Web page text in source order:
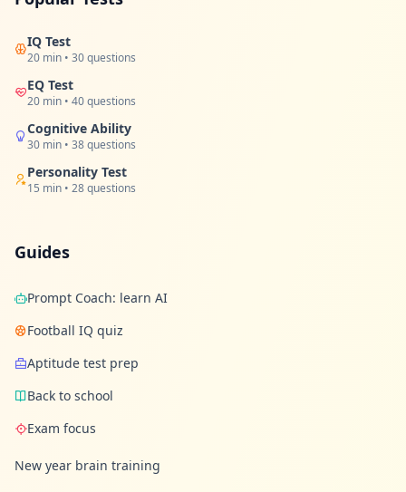
IQ Test
20 min • 30 questions
EQ Test
20 min • 40 questions
Cognitive Ability
30 min • 38 questions
Personality Test
15 min • 28 questions
Guides
Prompt Coach: learn AI
Football IQ quiz
Aptitude test prep
Back to school
Exam focus
New year brain training